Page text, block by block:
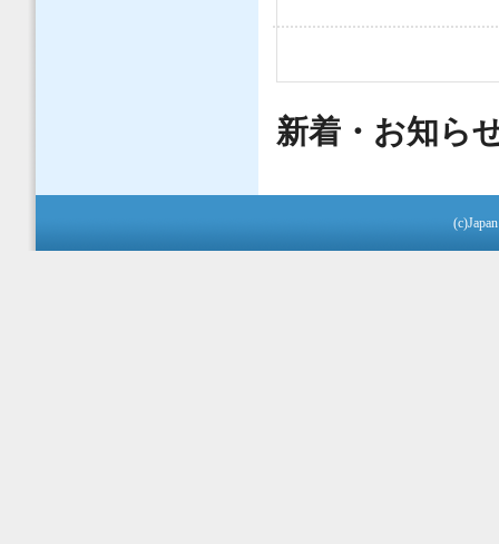
新着・お知ら